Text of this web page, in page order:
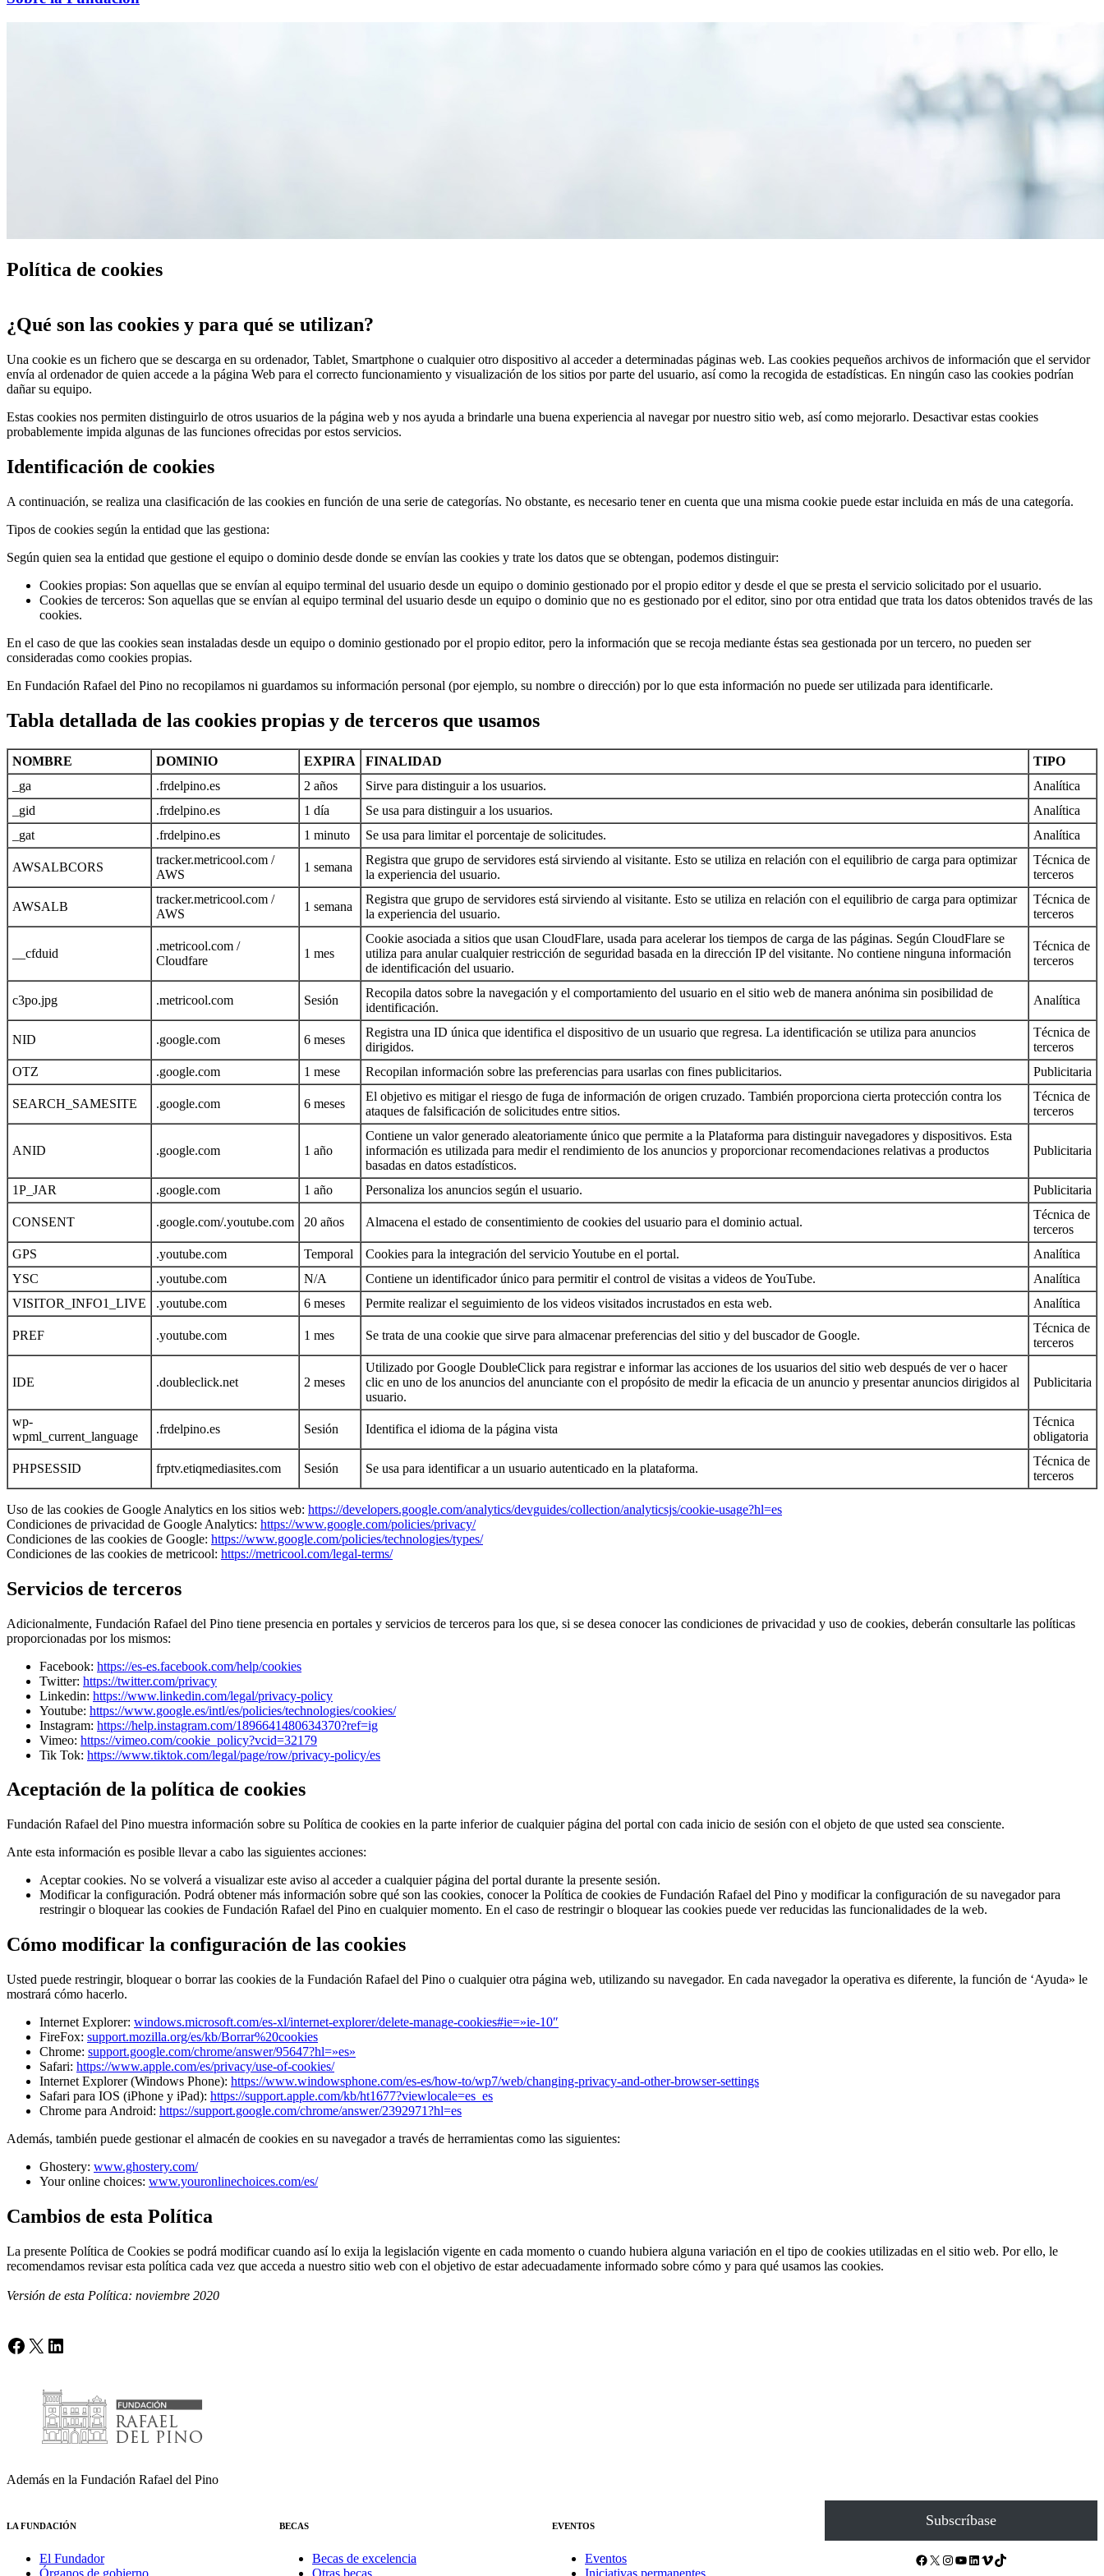
Política de cookies
¿Qué son las cookies y para qué se utilizan?
Una cookie es un fichero que se descarga en su ordenador, Tablet, Smartphone o cualquier otro dispositivo al acceder a determinadas páginas web. Las cookies pequeños archivos de información que el servidor
envía al ordenador de quien accede a la página Web para el correcto funcionamiento y visualización de los sitios por parte del usuario, así como la recogida de estadísticas. En ningún caso las cookies podrían
dañar su equipo.
Estas cookies nos permiten distinguirlo de otros usuarios de la página web y nos ayuda a brindarle una buena experiencia al navegar por nuestro sitio web, así como mejorarlo. Desactivar estas cookies
probablemente impida algunas de las funciones ofrecidas por estos servicios.
Identificación de cookies
A continuación, se realiza una clasificación de las cookies en función de una serie de categorías. No obstante, es necesario tener en cuenta que una misma cookie puede estar incluida en más de una categoría.
Tipos de cookies según la entidad que las gestiona:
Según quien sea la entidad que gestione el equipo o dominio desde donde se envían las cookies y trate los datos que se obtengan, podemos distinguir:
Cookies propias: Son aquellas que se envían al equipo terminal del usuario desde un equipo o dominio gestionado por el propio editor y desde el que se presta el servicio solicitado por el usuario.
Cookies de terceros: Son aquellas que se envían al equipo terminal del usuario desde un equipo o dominio que no es gestionado por el editor, sino por otra entidad que trata los datos obtenidos través de las
cookies.
En el caso de que las cookies sean instaladas desde un equipo o dominio gestionado por el propio editor, pero la información que se recoja mediante éstas sea gestionada por un tercero, no pueden ser
consideradas como cookies propias.
En Fundación Rafael del Pino no recopilamos ni guardamos su información personal (por ejemplo, su nombre o dirección) por lo que esta información no puede ser utilizada para identificarle.
Tabla detallada de las cookies propias y de terceros que usamos
NOMBRE DOMINIO EXPIRA FINALIDAD
TIPO
_ga
.frdelpino.es 2 años Sirve para distinguir a los usuarios.
Analítica
_gid
.frdelpino.es 1 día Se usa para distinguir a los usuarios.
Analítica
_gat
.frdelpino.es 1 minuto Se usa para limitar el porcentaje de solicitudes. Analítica
AWSALBCORS
tracker.metricool.com /
AWS
1 semana
Registra que grupo de servidores está sirviendo al visitante. Esto se utiliza en relación con el equilibrio de carga para optimizar
la experiencia del usuario.
Técnica de
terceros
AWSALB
tracker.metricool.com /
AWS
1 semana
Registra que grupo de servidores está sirviendo al visitante. Esto se utiliza en relación con el equilibrio de carga para optimizar
la experiencia del usuario.
Técnica de
terceros
__cfduid
.metricool.com /
Cloudfare
1 mes
Cookie asociada a sitios que usan CloudFlare, usada para acelerar los tiempos de carga de las páginas. Según CloudFlare se
utiliza para anular cualquier restricción de seguridad basada en la dirección IP del visitante. No contiene ninguna información
de identificación del usuario.
Técnica de
terceros
c3po.jpg .metricool.com Sesión
Recopila datos sobre la navegación y el comportamiento del usuario en el sitio web de manera anónima sin posibilidad de
identificación.
Analítica
NID .google.com 6 meses
Registra una ID única que identifica el dispositivo de un usuario que regresa. La identificación se utiliza para anuncios
dirigidos.
Técnica de
terceros
OTZ
.google.com 1 mese Recopilan información sobre las preferencias para usarlas con fines publicitarios. Publicitaria
SEARCH_SAMESITE .google.com 6 meses
El objetivo es mitigar el riesgo de fuga de información de origen cruzado. También proporciona cierta protección contra los
ataques de falsificación de solicitudes entre sitios.
Técnica de
terceros
ANID .google.com 1 año
Contiene un valor generado aleatoriamente único que permite a la Plataforma para distinguir navegadores y dispositivos. Esta
información es utilizada para medir el rendimiento de los anuncios y proporcionar recomendaciones relativas a productos
basadas en datos estadísticos.
Publicitaria
1P_JAR .google.com 1 año Personaliza los anuncios según el usuario. Publicitaria
CONSENT .google.com/.youtube.com 20 años Almacena el estado de consentimiento de cookies del usuario para el dominio actual.
Técnica de
terceros
GPS
.youtube.com Temporal Cookies para la integración del servicio Youtube en el portal.
Analítica
YSC
.youtube.com N/A Contiene un identificador único para permitir el control de visitas a videos de YouTube.
Analítica
VISITOR_INFO1_LIVE
.youtube.com 6 meses Permite realizar el seguimiento de los videos visitados incrustados en esta web. Analítica
PREF .youtube.com 1 mes Se trata de una cookie que sirve para almacenar preferencias del sitio y del buscador de Google.
Técnica de
terceros
IDE .doubleclick.net 2 meses
Utilizado por Google DoubleClick para registrar e informar las acciones de los usuarios del sitio web después de ver o hacer
clic en uno de los anuncios del anunciante con el propósito de medir la eficacia de un anuncio y presentar anuncios dirigidos al
usuario.
Publicitaria
wp-
wpml_current_language
.frdelpino.es Sesión Identifica el idioma de la página vista
Técnica
obligatoria
PHPSESSID frptv.etiqmediasites.com Sesión Se usa para identificar a un usuario autenticado en la plataforma.
Técnica de
terceros
Uso de las cookies de Google Analytics en los sitios web: https://developers.google.com/analytics/devguides/collection/analyticsjs/cookie-usage?hl=es
Condiciones de privacidad de Google Analytics: https://www.google.com/policies/privacy/
Condiciones de las cookies de Google: https://www.google.com/policies/technologies/types/
Condiciones de las cookies de metricool: https://metricool.com/legal-terms/
Servicios de terceros
Adicionalmente, Fundación Rafael del Pino tiene presencia en portales y servicios de terceros para los que, si se desea conocer las condiciones de privacidad y uso de cookies, deberán consultarle las políticas
proporcionadas por los mismos:
Facebook: https://es-es.facebook.com/help/cookies
Twitter: https://twitter.com/privacy
Linkedin: https://www.linkedin.com/legal/privacy-policy
Youtube: https://www.google.es/intl/es/policies/technologies/cookies/
Instagram: https://help.instagram.com/1896641480634370?ref=ig
Vimeo: https://vimeo.com/cookie_policy?vcid=32179
Tik Tok: https://www.tiktok.com/legal/page/row/privacy-policy/es
Aceptación de la política de cookies
Fundación Rafael del Pino muestra información sobre su Política de cookies en la parte inferior de cualquier página del portal con cada inicio de sesión con el objeto de que usted sea consciente.
Ante esta información es posible llevar a cabo las siguientes acciones:
Aceptar cookies. No se volverá a visualizar este aviso al acceder a cualquier página del portal durante la presente sesión.
Modificar la configuración. Podrá obtener más información sobre qué son las cookies, conocer la Política de cookies de Fundación Rafael del Pino y modificar la configuración de su navegador para
restringir o bloquear las cookies de Fundación Rafael del Pino en cualquier momento. En el caso de restringir o bloquear las cookies puede ver reducidas las funcionalidades de la web.
Cómo modificar la configuración de las cookies
Usted puede restringir, bloquear o borrar las cookies de la Fundación Rafael del Pino o cualquier otra página web, utilizando su navegador. En cada navegador la operativa es diferente, la función de ‘Ayuda» le
mostrará cómo hacerlo.
Internet Explorer: windows.microsoft.com/es-xl/internet-explorer/delete-manage-cookies#ie=»ie-10″
FireFox: support.mozilla.org/es/kb/Borrar%20cookies
Chrome: support.google.com/chrome/answer/95647?hl=»es»
Safari: https://www.apple.com/es/privacy/use-of-cookies/
Internet Explorer (Windows Phone): https://www.windowsphone.com/es-es/how-to/wp7/web/changing-privacy-and-other-browser-settings
Safari para IOS (iPhone y iPad): https://support.apple.com/kb/ht1677?viewlocale=es_es
Chrome para Android: https://support.google.com/chrome/answer/2392971?hl=es
Además, también puede gestionar el almacén de cookies en su navegador a través de herramientas como las siguientes:
Ghostery: www.ghostery.com/
Your online choices: www.youronlinechoices.com/es/
Cambios de esta Política
La presente Política de Cookies se podrá modificar cuando así lo exija la legislación vigente en cada momento o cuando hubiera alguna variación en el tipo de cookies utilizadas en el sitio web. Por ello, le
recomendamos revisar esta política cada vez que acceda a nuestro sitio web con el objetivo de estar adecuadamente informado sobre cómo y para qué usamos las cookies.
Versión de esta Política: noviembre 2020
Facebook
X LinkedIn
Además en la Fundación Rafael del Pino
LA FUNDACIÓN
El Fundador
Órganos de gobierno
BECAS
Becas de excelencia
Otras becas
EVENTOS
Eventos
Iniciativas permanentes
Subscríbase
Facebook X Instagram YouTube LinkedIn Vimeo TikTok